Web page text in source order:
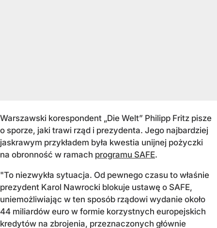
Warszawski korespondent „Die Welt” Philipp Fritz pisze
o sporze, jaki trawi rząd i prezydenta. Jego najbardziej
jaskrawym przykładem była kwestia unijnej pożyczki
na obronność w ramach programu SAFE.
"To niezwykła sytuacja. Od pewnego czasu to właśnie
prezydent Karol Nawrocki blokuje ustawę o SAFE,
uniemożliwiając w ten sposób rządowi wydanie około
44 miliardów euro w formie korzystnych europejskich
kredytów na zbrojenia, przeznaczonych głównie